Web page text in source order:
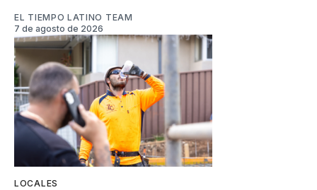
EL TIEMPO LATINO TEAM
7 de agosto de 2026
LOCALES